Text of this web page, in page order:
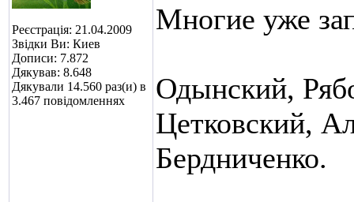
Реєстрація: 21.04.2009
Звідки Ви: Киев
Дописи: 7.872
Дякував: 8.648
Дякували 14.560 раз(и) в
3.467 повідомленнях
Многие уже
Одынский,
Цетковский,
Бердниченко.